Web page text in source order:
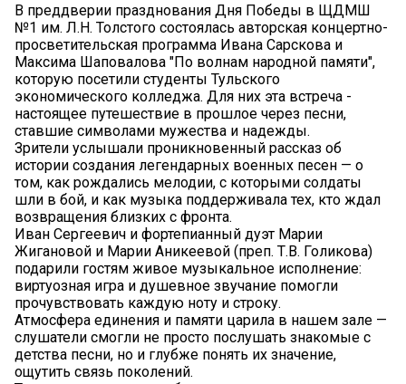
В преддверии празднования Дня Победы в ЩДМШ
№1 им. Л.Н. Толстого состоялась авторская концертно-
просветительская программа Ивана Сарскова и
Максима Шаповалова "По волнам народной памяти",
которую посетили студенты Тульского
экономического колледжа. Для них эта встреча -
настоящее путешествие в прошлое через песни,
ставшие символами мужества и надежды.
Зрители услышали проникновенный рассказ об
истории создания легендарных военных песен — о
том, как рождались мелодии, с которыми солдаты
шли в бой, и как музыка поддерживала тех, кто ждал
возвращения близких с фронта.
Иван Сергеевич и фортепианный дуэт Марии
Жигановой и Марии Аникеевой (преп. Т.В. Голикова)
подарили гостям живое музыкальное исполнение:
виртуозная игра и душевное звучание помогли
прочувствовать каждую ноту и строку.
Атмосфера единения и памяти царила в нашем зале —
слушатели смогли не просто послушать знакомые с
детства песни, но и глубже понять их значение,
ощутить связь поколений.